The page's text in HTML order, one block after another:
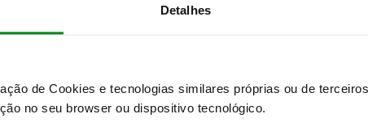
Detalhes
de Cookies e tecnologias similares próprias ou de
no seu browser ou dispositivo tecnológico.